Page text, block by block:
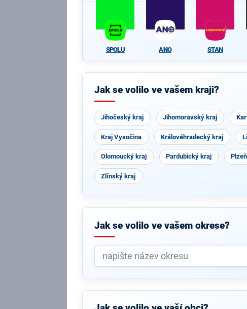
SPOLU ANO STAN
Jak se volilo ve vašem kraji?
Jihočeský kraj Jihomoravský kraj
Kraj Vysočina Královéhradecký kraj
Olomoucký kraj Pardubický kraj
Zlínský kraj
Jak se volilo ve vašem okrese?